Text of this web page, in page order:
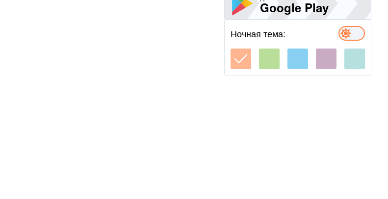
Google Play
Ночная тема: